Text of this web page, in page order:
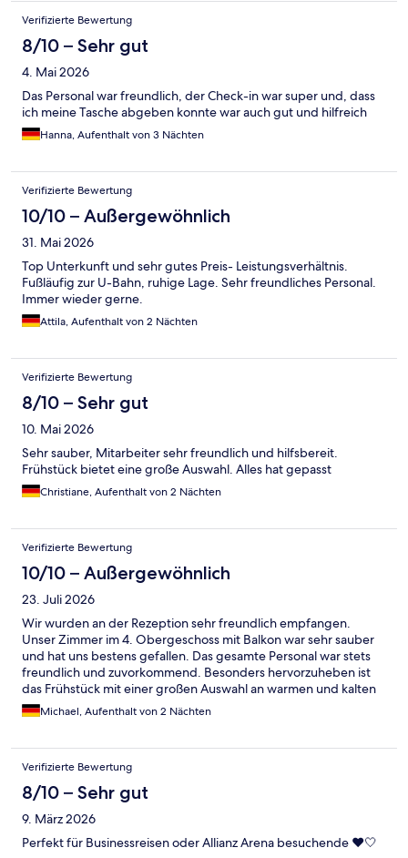
Verifizierte Bewertung
8/10 – Sehr gut
4. Mai 2026
Das Personal war freundlich, der Check-in war super und, dass
ich meine Tasche abgeben konnte war auch gut und hilfreich
Hanna, Aufenthalt von 3 Nächten
Verifizierte Bewertung
10/10 – Außergewöhnlich
31. Mai 2026
Top Unterkunft und sehr gutes Preis- Leistungsverhältnis.
Fußläufig zur U-Bahn, ruhige Lage. Sehr freundliches Personal.
Immer wieder gerne.
Attila, Aufenthalt von 2 Nächten
Verifizierte Bewertung
8/10 – Sehr gut
10. Mai 2026
Sehr sauber, Mitarbeiter sehr freundlich und hilfsbereit.
Frühstück bietet eine große Auswahl. Alles hat gepasst
Christiane, Aufenthalt von 2 Nächten
Verifizierte Bewertung
10/10 – Außergewöhnlich
23. Juli 2026
Wir wurden an der Rezeption sehr freundlich empfangen.
Unser Zimmer im 4. Obergeschoss mit Balkon war sehr sauber
und hat uns bestens gefallen. Das gesamte Personal war stets
freundlich und zuvorkommend. Besonders hervorzuheben ist
das Frühstück mit einer großen Auswahl an warmen und kalten
Speisen – sehr lecker. Die Bar war vorhanden, wurde von uns
jedoch nicht genutzt. Insgesamt ein sehr angenehmer
Michael, Aufenthalt von 2 Nächten
Verifizierte Bewertung
8/10 – Sehr gut
9. März 2026
Perfekt für Businessreisen oder Allianz Arena besuchende ❤️🤍